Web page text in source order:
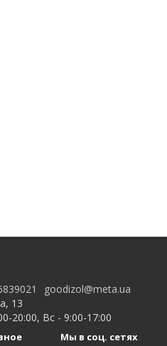
goodizol@meta.ua
13
20:00, Вс - 9:00-17:00
Мы в соц. сетях